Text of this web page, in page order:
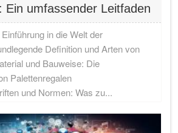
Ein umfassender Leitfaden
in die Welt der
Definition und Arten von
und Bauweise: Die
Palettenregalen
und Normen: Was zu...